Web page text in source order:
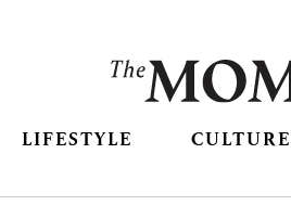
LIFESTYLE CULTURE